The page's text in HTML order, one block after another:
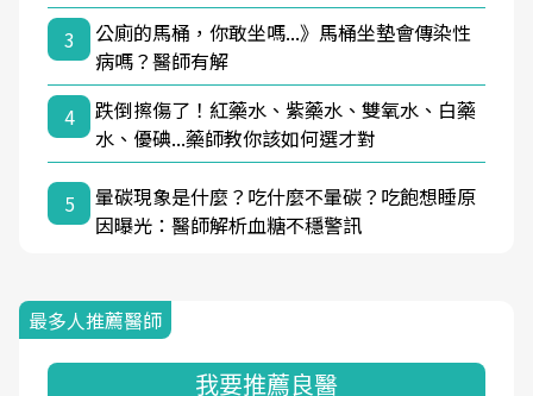
3
公廁的馬桶，你敢坐嗎...》馬桶坐墊會傳染性
病嗎？醫師有解
4
跌倒擦傷了！紅藥水、紫藥水、雙氧水、白藥
水、優碘...藥師教你該如何選才對
5
暈碳現象是什麼？吃什麼不暈碳？吃飽想睡原
因曝光：醫師解析血糖不穩警訊
最多人推薦醫師
我要推薦良醫